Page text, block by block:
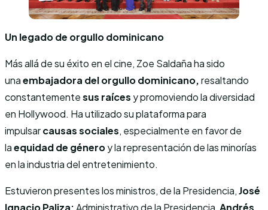
Un legado de orgullo dominicano
Más allá de su éxito en el cine, Zoe Saldaña ha sido
unaembajadora del orgullo dominicano,resaltando
constantementesus raíces y promoviendo la diversidad
en Hollywood. Ha utilizado su plataforma para
impulsarcausas sociales, especialmente en favor de
laequidad de géneroy la representación de las minorías
en la industria del entretenimiento.
Estuvieron presentes los ministros, de la Presidencia,José